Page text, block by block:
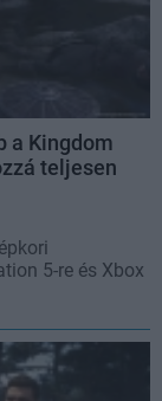
a Kingdom
teljesen
5-re és Xbox